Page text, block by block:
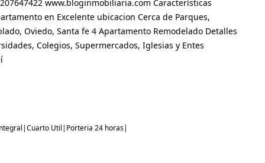
www.bloginmobiliaria.com Características
en Excelente ubicacion Cerca de Parques,
Oviedo, Santa fe 4 Apartamento Remodelado Detalles
Colegios, Supermercados, Iglesias y Entes
Util|Porteria 24 horas|